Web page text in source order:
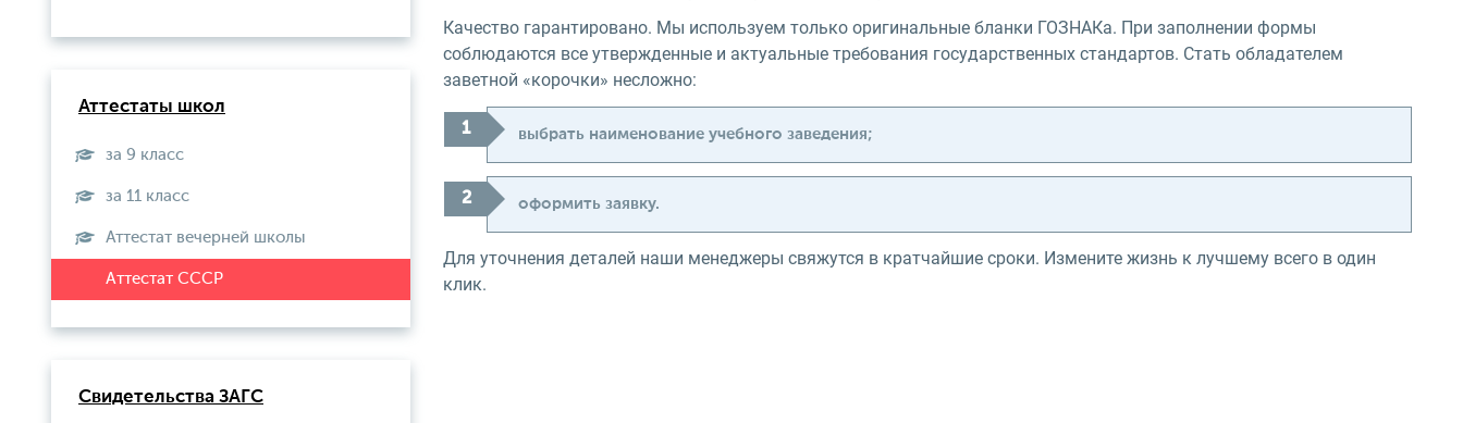
Качество гарантировано. Мы используем только оригинальные бланки ГОЗНАКа. При заполнении формы
соблюдаются все утвержденные и актуальные требования государственных стандартов. Стать обладателем
заветной «корочки» несложно:
выбрать наименование учебного заведения;
оформить заявку.
Для уточнения деталей наши менеджеры свяжутся в кратчайшие сроки. Измените жизнь к лучшему всего в один
клик.
Аттестаты школ
за 9 класс
за 11 класс
Аттестат вечерней школы
Свидетельства ЗАГС